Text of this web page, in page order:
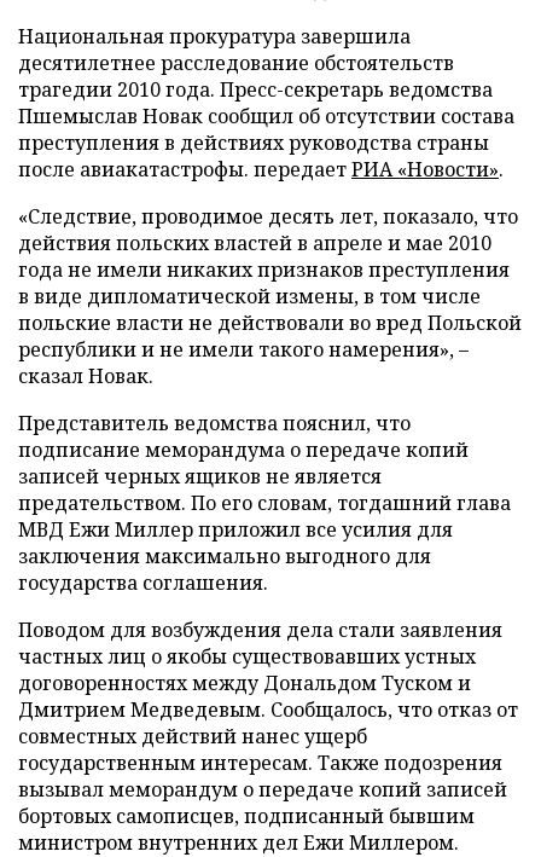
Национальная прокуратура завершила
десятилетнее расследование обстоятельств
трагедии 2010 года. Пресс-секретарь ведомства
Пшемыслав Новак сообщил об отсутствии состава
преступления в действиях руководства страны
после авиакатастрофы. передаетРИА «Новости».
«Следствие, проводимое десять лет, показало, что
действия польских властей в апреле и мае 2010
года не имели никаких признаков преступления
в виде дипломатической измены, в том числе
польские власти не действовали во вред Польской
республики и не имели такого намерения», –
сказал Новак.
Представитель ведомства пояснил, что
подписание меморандума о передаче копий
записей черных ящиков не является
предательством. По его словам, тогдашний глава
МВД Ежи Миллер приложил все усилия для
заключения максимально выгодного для
государства соглашения.
Поводом для возбуждения дела стали заявления
частных лиц о якобы существовавших устных
договоренностях между Дональдом Туском и
Дмитрием Медведевым. Сообщалось, что отказ от
совместных действий нанес ущерб
государственным интересам. Также подозрения
вызывал меморандум о передаче копий записей
бортовых самописцев, подписанный бывшим
министром внутренних дел Ежи Миллером.